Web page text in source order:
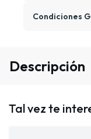
Condiciones
Descripción
Tal vez te